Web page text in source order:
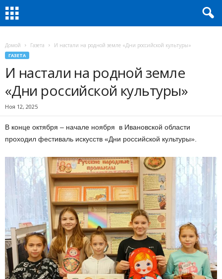
Домой Газета И настали на родной земле «Дни российской культуры»
ГАЗЕТА
И настали на родной земле
«Дни российской культуры»
Ноя 12, 2025
В конце октября – начале ноября в Ивановской области
проходил фестиваль искусств «Дни российской культуры».